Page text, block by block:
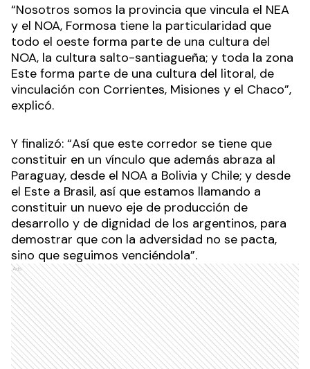
“Nosotros somos la provincia que vincula el NEA
y el NOA, Formosa tiene la particularidad que
todo el oeste forma parte de una cultura del
NOA, la cultura salto-santiagueña; y toda la zona
Este forma parte de una cultura del litoral, de
vinculación con Corrientes, Misiones y el Chaco”,
explicó.
Y finalizó: “Así que este corredor se tiene que
constituir en un vínculo que además abraza al
Paraguay, desde el NOA a Bolivia y Chile; y desde
el Este a Brasil, así que estamos llamando a
constituir un nuevo eje de producción de
desarrollo y de dignidad de los argentinos, para
demostrar que con la adversidad no se pacta,
sino que seguimos venciéndola”.
Ads